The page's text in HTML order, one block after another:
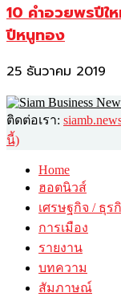
10 คำอวยพรปี
ปีหนูทอง
25 ธันวาคม 2019
ติดต่อเรา:
นี้)
Home
ฮอตนิวส์
เศรษฐกิจ / ธุร
การเมือง
รายงาน
บทความ
สัมภาษณ์